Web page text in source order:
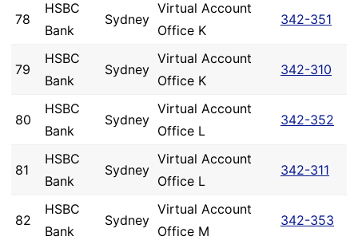
78
HSBC
Bank
Sydney
Virtual Account
Office K
342-351
79
HSBC
Bank
Sydney
Virtual Account
Office K
342-310
80
HSBC
Bank
Sydney
Virtual Account
Office L
342-352
81
HSBC
Bank
Sydney
Virtual Account
Office L
342-311
82
HSBC
Bank
Sydney
Virtual Account
Office M
342-353